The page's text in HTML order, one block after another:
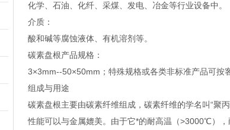
化学、石油、化纤、采煤、发电、冶金等行业设备中。
介质：
酸和碱等腐蚀液体、有机溶剂等。
碳素盘根产品规格：
3×3mm--50×50mm；特殊规格或各类非标准产品可按
组成与用途
碳素盘根主要由碳素纤维组成，碳素纤维的学名叫“聚
性能可以与金属媲美。由于它*的耐高温（>3000℃）